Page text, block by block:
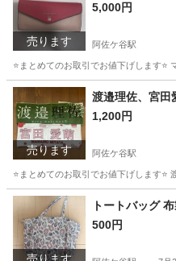
売ります
5,000円
阿佐ケ谷駅
⭐️まとめてのお取引でお値下げします
東京 杉並区 阿佐ケ谷駅
売ります
渡邉理佐、宮
1,200円
阿佐ケ谷駅
⭐️まとめてのお取引でお値下げします
東京 杉並区 阿佐ケ谷駅 そ
トートバッグ
500円